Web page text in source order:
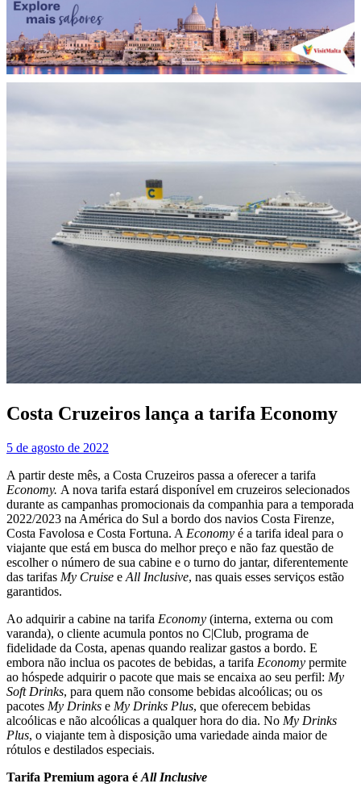
Costa Cruzeiros lança a tarifa Economy
5 de agosto de 2022
A partir deste mês, a Costa Cruzeiros passa a oferecer a tarifa
Economy. A nova tarifa estará disponível em cruzeiros selecionados
durante as campanhas promocionais da companhia para a temporada
2022/2023 na América do Sul a bordo dos navios Costa Firenze,
Costa Favolosa e Costa Fortuna. A Economy é a tarifa ideal para o
viajante que está em busca do melhor preço e não faz questão de
escolher o número de sua cabine e o turno do jantar, diferentemente
das tarifas My Cruise e All Inclusive, nas quais esses serviços estão
garantidos.
Ao adquirir a cabine na tarifa Economy (interna, externa ou com
varanda), o cliente acumula pontos no C|Club, programa de
fidelidade da Costa, apenas quando realizar gastos a bordo. E
embora não inclua os pacotes de bebidas, a tarifa Economy permite
ao hóspede adquirir o pacote que mais se encaixa ao seu perfil: My
Soft Drinks, para quem não consome bebidas alcoólicas; ou os
pacotes My Drinks e My Drinks Plus, que oferecem bebidas
alcoólicas e não alcoólicas a qualquer hora do dia. No My Drinks
Plus, o viajante tem à disposição uma variedade ainda maior de
rótulos e destilados especiais.
Tarifa Premium agora é All Inclusive